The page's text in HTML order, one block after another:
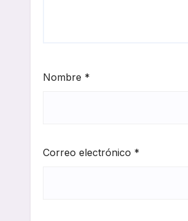
Nombre *
Correo electrónico *